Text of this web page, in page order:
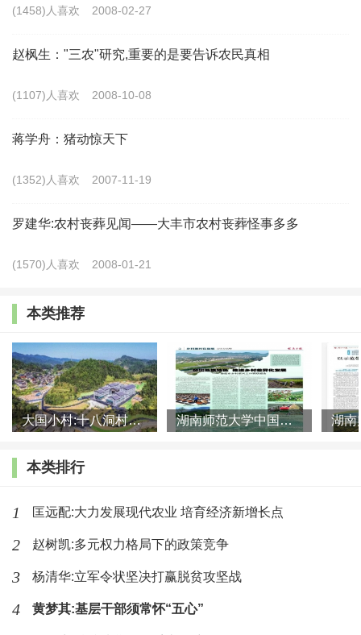
基层治理权责不对等，扩权赋能初衷背离。派驻机
构多、垂管机构多、乡镇统筹力量不够强，县级机关压
场监督、综合治理及交通秩序整治束手无策，仅能通过
宣教方式规范运行。业务考核不断泛化，这些作为考评
力却又在年终绩效考核中承担着“挨板子”风险的乡镇苦
扩权赋能的理解偏差，认为是加重工作量的开始。
基层党组织架构不完善，村级后备力量流失严重。
组织和群团组织资源共享、阵地共建、活动共办落实不
到位，村级班子成员文化程度参差不齐。在定向招录考
试中面向优秀村干部（社区）干部，要求为村党组织书
部，工资待遇上不去、招录考试没资格，导致村级后备
二、优化乡镇机构编制资源配置的几点思考
编制资源聚焦活化利用。牢牢把握适度原则，以空
编集中管、依事增减编的动态管理机制，优化乡镇、街
(1458)人喜欢 2008-02-27
赵枫生："三农"研究,重要的是要告诉农民真相
(1107)人喜欢 2008-10-08
蒋学舟：猪动惊天下
(1352)人喜欢 2007-11-19
罗建华:农村丧葬见闻——大丰市农村丧葬怪事多多
(1570)人喜欢 2008-01-21
本类推荐
大国小村:十八洞村的现代变迁是一道美丽的风景线 湖南师范大学中国乡村振兴研究院课题组:突出地域特色 推进乡村
本类排行
1 匡远配:大力发展现代农业 培育经济新增长点
2 赵树凯:多元权力格局下的政策竞争
3 杨清华:立军令状坚决打赢脱贫攻坚战
4 黄梦其:基层干部须常怀“五心”